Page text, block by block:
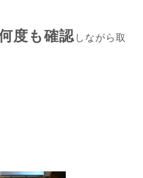
度も確認 しながら取